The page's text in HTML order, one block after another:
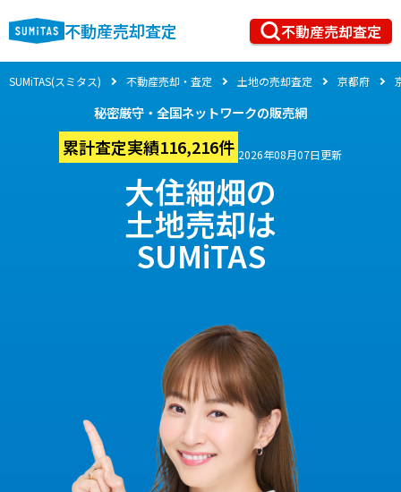
不動産売却査定 不動産売却査定
SUMiTAS(スミタス) 不動産売却・査定 土地の売却査定 京都府
秘密厳守・全国ネットワークの販売網
累計査定実績116,216件 2026年08月07日更新
大住細畑の
土地売却は
SUMiTAS